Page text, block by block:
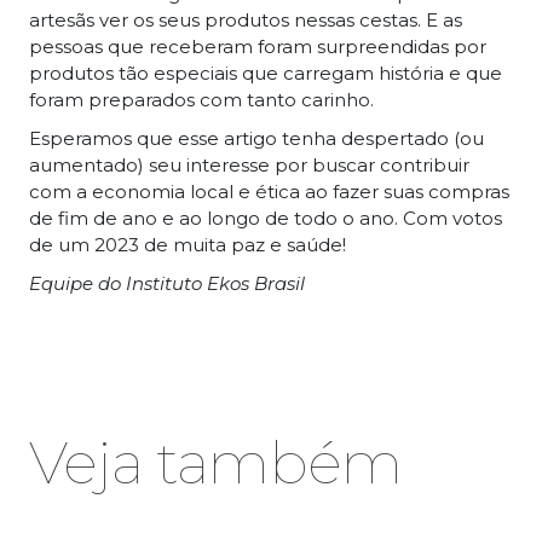
artesãs ver os seus produtos nessas cestas. E as
pessoas que receberam foram surpreendidas por
produtos tão especiais que carregam história e que
foram preparados com tanto carinho.
Esperamos que esse artigo tenha despertado (ou
aumentado) seu interesse por buscar contribuir
com a economia local e ética ao fazer suas compras
de fim de ano e ao longo de todo o ano. Com votos
de um 2023 de muita paz e saúde!
Equipe do Instituto Ekos Brasil
Veja também